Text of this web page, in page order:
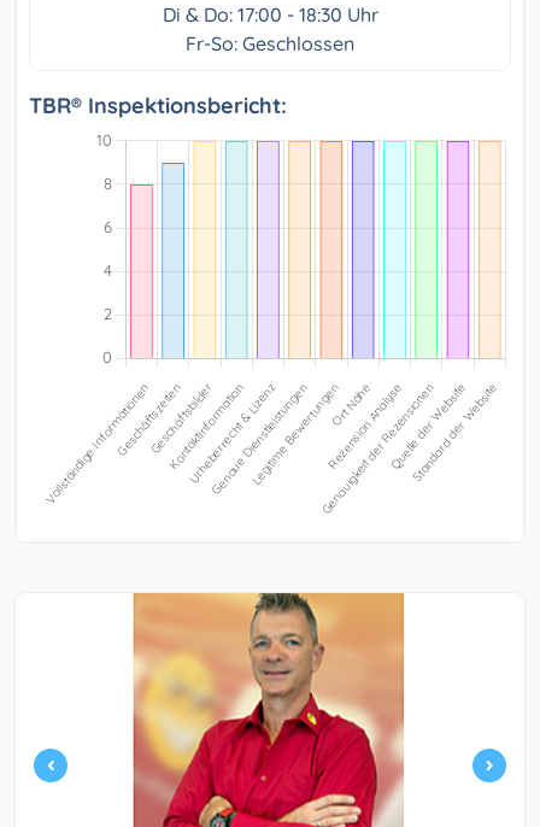
Di & Do: 17:00 - 18:30 Uhr
Fr-So: Geschlossen
TBR® Inspektionsbericht: